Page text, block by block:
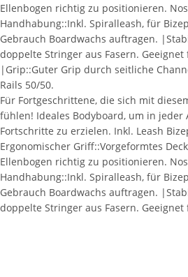
Ellenbogen richtig zu positionieren.
Handhabung::Inkl. Spiralleash, für
Gebrauch Boardwachs auftragen.
doppelte Stringer aus Fasern. Geeignet
|Grip::Guter Grip durch seitliche
Rails 50/50.
Für Fortgeschrittene, die sich mit
fühlen! Ideales Bodyboard, um in jeder
Fortschritte zu erzielen. Inkl. Leash
Ergonomischer Griff::Vorgeformtes
Ellenbogen richtig zu positionieren.
Handhabung::Inkl. Spiralleash, für
Gebrauch Boardwachs auftragen.
doppelte Stringer aus Fasern. Geeignet